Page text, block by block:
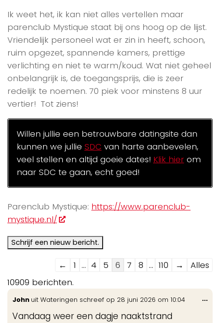
Ik weet het, ik kan niet alles vertellen maar
parenclub Mystique staat bij ons hoog op de lijst.
Vriendelijk personeel wat er zin in heeft, schoon,
ruim opgezet, spannende kamers, prettige
verlichting en niet te warm/koud. Wat niet geheel
onbelangrijk is, de toegangsprijs, die is zeer
redelijk te noemen. 70 piek voor minstens 8 uur
vertier! Tot ziens!
Willen jullie een betrouwbare datingsite dan
kunnen we jullie SDC van harte aanbevelen,
veel stellen en altijd goeie dates! Klik hierom
naar SDC te gaan, echt goed!
Parenclub Mystique: https://www.parenclub-
mystique.nl/
Navigatie
door
de
gastenboek-
lijst
← 1 ... 4 5 6 7 8 ... 110 →
Alles
10909 berichten.
John uit Wateringen schreef op 28 juni 2026 om 10:04
Vandaag weer een dagje naaktstrand
...